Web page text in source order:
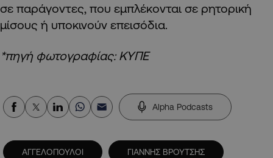
σε παράγοντες, που εμπλέκονται σε ρητορική
μίσους ή υποκινούν επεισόδια.
*πηγή φωτογραφίας: ΚΥΠΕ
Alpha Podcasts
ΑΓΓΕΛΟΠΟΥΛΟΙ ΓΙΑΝΝΗΣ ΒΡΟΥΤΣΗΣ